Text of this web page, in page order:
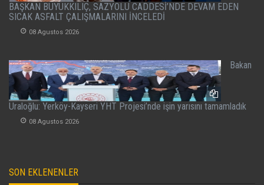
BAŞKAN BÜYÜKKILIÇ, SAZYOLU CADDESİ’NDE DEVAM EDEN
SICAK ASFALT ÇALIŞMALARINI İNCELEDİ
08 Agustos 2026
Bakan
Uraloğlu: Yerköy-Kayseri YHT Projesi’nde işin yarısını tamamladık
08 Agustos 2026
SON EKLENENLER